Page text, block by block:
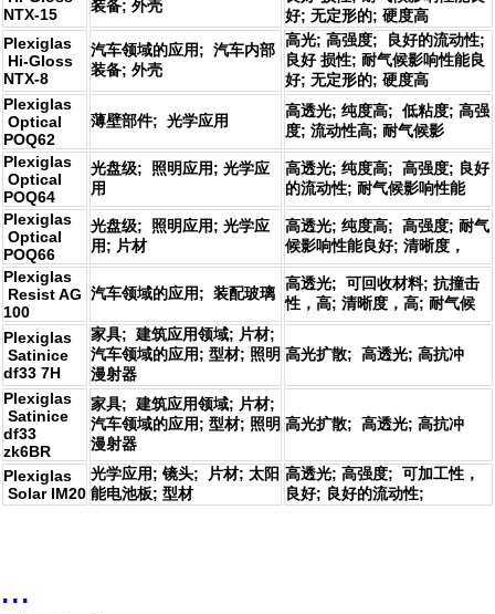
NTX-15
装备; 外壳
好; 无定形的; 硬度高
Plexiglas
Hi-Gloss
NTX-8
汽车领域的应用; 汽车内部
装备; 外壳
高光; 高强度; 良好的流动性;
良好 损性; 耐气候影响性能良
好; 无定形的; 硬度高
Plexiglas
Optical
POQ62
薄壁部件; 光学应用
高透光; 纯度高; 低粘度; 高强
度; 流动性高; 耐气候影
Plexiglas
Optical
POQ64
光盘级; 照明应用; 光学应
用
高透光; 纯度高; 高强度; 良好
的流动性; 耐气候影响性能
Plexiglas
Optical
POQ66
光盘级; 照明应用; 光学应
用; 片材
高透光; 纯度高; 高强度; 耐气
候影响性能良好; 清晰度，
Plexiglas
Resist AG
100
汽车领域的应用; 装配玻璃
高透光; 可回收材料; 抗撞击
性，高; 清晰度，高; 耐气候
Plexiglas
Satinice
df33 7H
家具; 建筑应用领域; 片材;
汽车领域的应用; 型材; 照明
漫射器
高光扩散; 高透光; 高抗冲
Plexiglas
Satinice
df33
zk6BR
家具; 建筑应用领域; 片材;
汽车领域的应用; 型材; 照明
漫射器
高光扩散; 高透光; 高抗冲
Plexiglas
Solar IM20
光学应用; 镜头; 片材; 太阳
能电池板; 型材
高透光; 高强度; 可加工性，
良好; 良好的流动性;
...